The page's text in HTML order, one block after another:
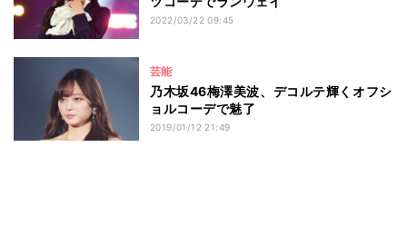
2022/03/22 09:45
芸能
乃木坂46梅澤美波、デコルテ輝くオフシ
ョルコーデで魅了
2019/01/12 21:49